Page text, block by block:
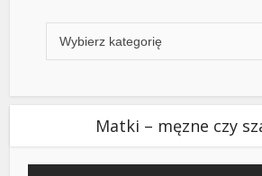
Matki – męzne czy